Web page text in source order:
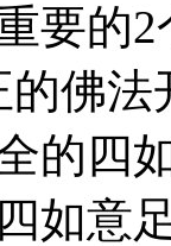
要的
的佛
的四
如意